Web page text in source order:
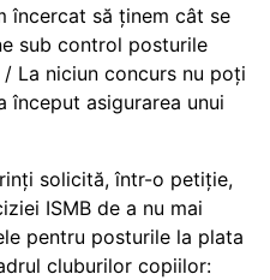
încercat să ținem cât se
sub control posturile
La niciun concurs nu poți
început asigurarea unui
solicită, într-o petiție,
ISMB de a nu mai
pentru posturile la plata
cluburilor copiilor: